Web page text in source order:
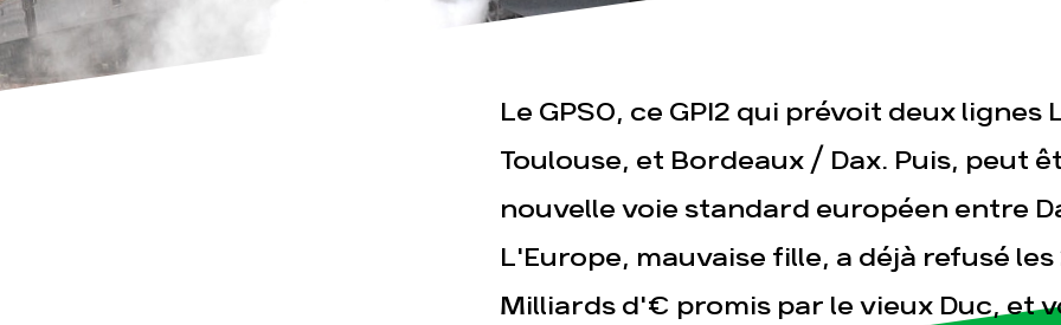
Espace presse Publications
Le GPSO, ce GPI2 qui prévoit deux lignes
Toulouse, et Bordeaux / Dax. Puis, peut
nouvelle voie standard européen entre
L'Europe, mauvaise fille, a déjà refusé les
Milliards d'€ promis par le vieux Duc, et